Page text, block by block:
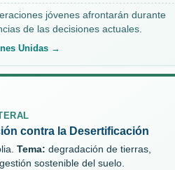
jóvenes afrontarán durante
de las decisiones actuales.
Unidas →
contra la Desertificación
Tema: degradación de tierras,
sostenible del suelo.